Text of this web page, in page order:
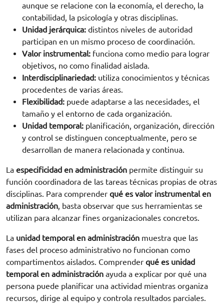
aunque se relacione con la economía, el derecho, la
contabilidad, la psicología y otras disciplinas.
Unidad jerárquica: distintos niveles de autoridad
participan en un mismo proceso de coordinación.
Valor instrumental: funciona como medio para lograr
objetivos, no como finalidad aislada.
Interdisciplinariedad: utiliza conocimientos y técnicas
procedentes de varias áreas.
Flexibilidad: puede adaptarse a las necesidades, el
tamaño y el entorno de cada organización.
Unidad temporal: planificación, organización, dirección
y control se distinguen conceptualmente, pero se
desarrollan de manera relacionada y continua.
La especificidad en administración permite distinguir su
función coordinadora de las tareas técnicas propias de otras
disciplinas. Para comprender qué es valor instrumental en
administración, basta observar que sus herramientas se
utilizan para alcanzar fines organizacionales concretos.
La unidad temporal en administración muestra que las
fases del proceso administrativo no funcionan como
compartimentos aislados. Comprender qué es unidad
temporal en administración ayuda a explicar por qué una
persona puede planificar una actividad mientras organiza
recursos, dirige al equipo y controla resultados parciales.
Solicita información